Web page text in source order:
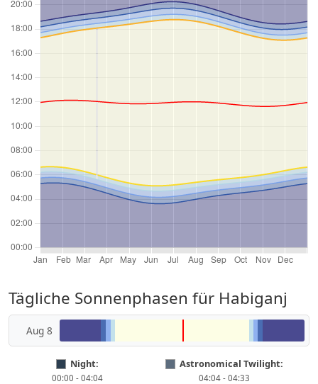
Tägliche Sonnenphasen für Habiganj
Aug 8
Night:
00:00 - 04:04
Astronomical Twilight:
04:04 - 04:33